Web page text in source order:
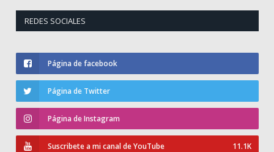
REDES SOCIALES
Página de facebook
Página de Twitter
Página de Instagram
Suscribete a mi canal de YouTube 11.1K